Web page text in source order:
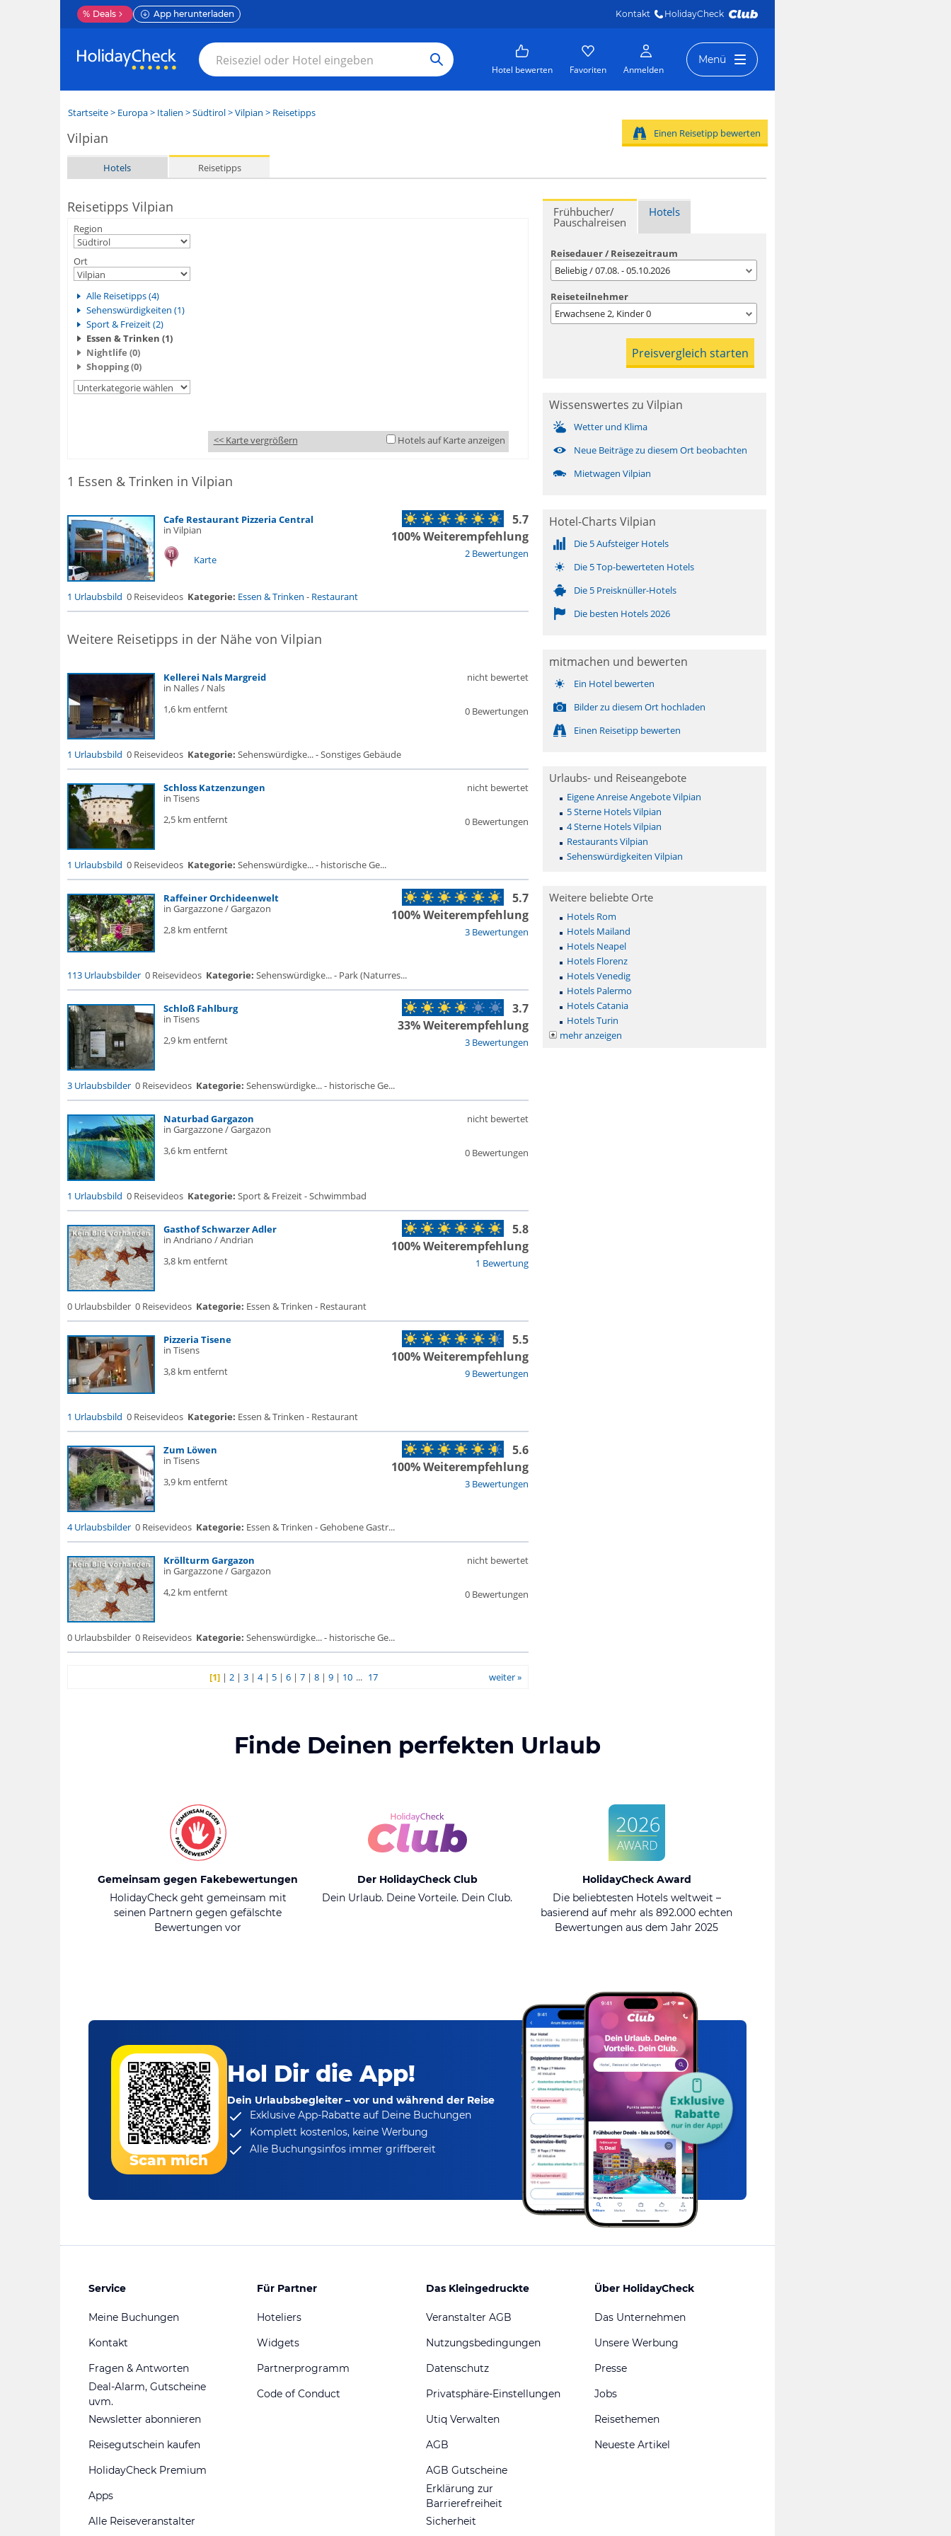
% Deals App herunterladen Kontakt HolidayCheck
Hotel bewerten Favoriten Anmelden
Menü
Startseite> Europa> Italien >Südtirol>Vilpian > Reisetipps
Vilpian
Hotels Reisetipps
Einen Reisetipp bewerten
Reisetipps Vilpian
Region
Ort
Alle Reisetipps (4)
Sehenswürdigkeiten (1)
Sport & Freizeit (2)
Essen & Trinken (1)
Nightlife (0)
Shopping (0)
<< Karte vergrößern Hotels auf Karte anzeigen
1 Essen & Trinken in Vilpian
Cafe Restaurant Pizzeria Central
in Vilpian
Karte 2 Bewertungen
5.7
100% Weiterempfehlung
1 Urlaubsbild 0 Reisevideos Kategorie: Essen & Trinken - Restaurant
Weitere Reisetipps in der Nähe von Vilpian
Kellerei Nals Margreid
in Nalles / Nals
1,6 km entfernt
0 Bewertungen
nicht bewertet
1 Urlaubsbild 0 Reisevideos Kategorie: Sehenswürdigke... - Sonstiges Gebäude
Schloss Katzenzungen
in Tisens
2,5 km entfernt
0 Bewertungen
nicht bewertet
1 Urlaubsbild 0 Reisevideos Kategorie: Sehenswürdigke... - historische Ge...
Raffeiner Orchideenwelt
in Gargazzone / Gargazon
2,8 km entfernt
3 Bewertungen
5.7
100% Weiterempfehlung
113 Urlaubsbilder 0 Reisevideos Kategorie: Sehenswürdigke... - Park (Naturres...
Schloß Fahlburg
in Tisens
2,9 km entfernt
3 Bewertungen
3.7
33% Weiterempfehlung
3 Urlaubsbilder 0 Reisevideos Kategorie: Sehenswürdigke... - historische Ge...
Naturbad Gargazon
in Gargazzone / Gargazon
3,6 km entfernt
0 Bewertungen
nicht bewertet
1 Urlaubsbild 0 Reisevideos Kategorie: Sport & Freizeit - Schwimmbad
Gasthof Schwarzer Adler
in Andriano / Andrian
3,8 km entfernt
1 Bewertung
5.8
100% Weiterempfehlung
0 Urlaubsbilder 0 Reisevideos Kategorie: Essen & Trinken - Restaurant
Pizzeria Tisene
in Tisens
3,8 km entfernt
9 Bewertungen
5.5
100% Weiterempfehlung
1 Urlaubsbild 0 Reisevideos Kategorie: Essen & Trinken - Restaurant
Zum Löwen
in Tisens
3,9 km entfernt
3 Bewertungen
5.6
100% Weiterempfehlung
4 Urlaubsbilder 0 Reisevideos Kategorie: Essen & Trinken - Gehobene Gastr...
Kröllturm Gargazon
in Gargazzone / Gargazon
4,2 km entfernt
0 Bewertungen
nicht bewertet
0 Urlaubsbilder 0 Reisevideos Kategorie: Sehenswürdigke... - historische Ge...
[1] |2 |3 |4| 5 |6 |7 |8 |9 | 10 ... 17 weiter »
Frühbucher/
Pauschalreisen
Hotels
Reisedauer / Reisezeitraum
Beliebig / 07.08. - 05.10.2026
Reiseteilnehmer
Erwachsene2, Kinder0
Wissenswertes zu Vilpian
Wetter und Klima
Neue Beiträge zu diesem Ort beobachten
Mietwagen Vilpian
Hotel-Charts Vilpian
Die 5 Aufsteiger Hotels
Die 5 Top-bewerteten Hotels
Die 5 Preisknüller-Hotels
Die besten Hotels 2026
mitmachen und bewerten
Ein Hotel bewerten
Bilder zu diesem Ort hochladen
Einen Reisetipp bewerten
Urlaubs- und Reiseangebote
Eigene Anreise Angebote Vilpian
5 Sterne Hotels Vilpian
4 Sterne Hotels Vilpian
Restaurants Vilpian
Sehenswürdigkeiten Vilpian
Weitere beliebte Orte
Hotels Rom
Hotels Mailand
Hotels Neapel
Hotels Florenz
Hotels Venedig
Hotels Palermo
Hotels Catania
Hotels Turin
mehr anzeigen
Finde Deinen perfekten Urlaub
Gemeinsam gegen Fakebewertungen
HolidayCheck geht gemeinsam mit
seinen Partnern gegen gefälschte
Bewertungen vor
Der HolidayCheck Club
Dein Urlaub. Deine Vorteile. Dein Club.
HolidayCheck Award
Die beliebtesten Hotels weltweit –
basierend auf mehr als 892.000 echten
Bewertungen aus dem Jahr 2025
Scan mich
Hol Dir die App!
Dein Urlaubsbegleiter – vor und während der Reise
Exklusive App-Rabatteauf Deine Buchungen
Komplett kostenlos, keine Werbung
Alle Buchungsinfos immer griffbereit
Service
Meine Buchungen
Kontakt
Fragen & Antworten
Deal-Alarm, Gutscheine
uvm.
Newsletter abonnieren
Reisegutschein kaufen
HolidayCheck Premium
Apps
Alle Reiseveranstalter
Für Partner
Hoteliers
Widgets
Partnerprogramm
Code of Conduct
Das Kleingedruckte
Veranstalter AGB
Nutzungsbedingungen
Datenschutz
Privatsphäre-Einstellungen
Utiq Verwalten
AGB
AGB Gutscheine
Erklärung zur
Barrierefreiheit
Sicherheit
Über HolidayCheck
Das Unternehmen
Unsere Werbung
Presse
Jobs
Reisethemen
Neueste Artikel